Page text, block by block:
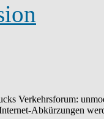
Verkehrsforum:
Abkürzungen